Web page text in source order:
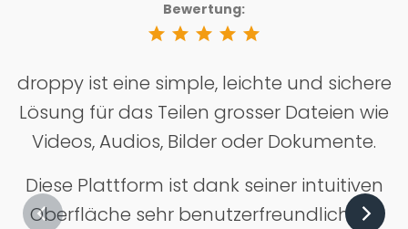
Bewertung:
star star star star star
droppy ist eine simple, leichte und sichere
Lösung für das Teilen grosser Dateien wie
Videos, Audios, Bilder oder Dokumente.
Diese Plattform ist dank seiner intuitiven
Oberfläche sehr benutzerfreundlich, so